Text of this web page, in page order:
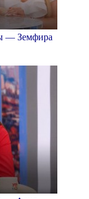
— Земфира